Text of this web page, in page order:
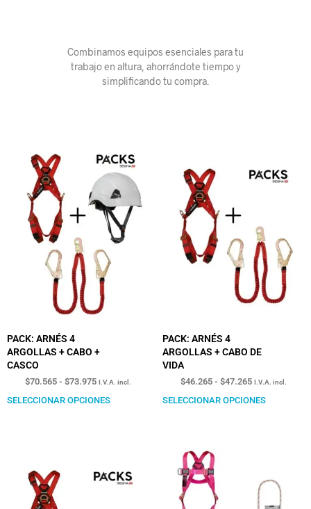
Combinamos equipos esenciales para tu
trabajo en altura, ahorrándote tiempo y
simplificando tu compra.
PACK: ARNÉS 4
ARGOLLAS + CABO +
CASCO
$70.565 - $73.975 I.V.A. incl.
SELECCIONAR OPCIONES
PACK: ARNÉS 4
ARGOLLAS + CABO DE
VIDA
$46.265 - $47.265 I.V.A. incl.
SELECCIONAR OPCIONES